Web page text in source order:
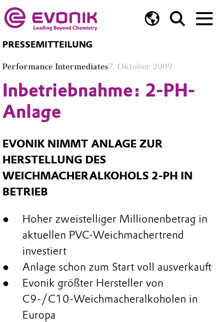
PRESSEMITTEILUNG
Performance Intermediates7. Oktober 2009
Inbetriebnahme: 2-PH-
Anlage
EVONIK NIMMT ANLAGE ZUR
HERSTELLUNG DES
WEICHMACHERALKOHOLS 2-PH IN
BETRIEB
Hoher zweistelliger Millionenbetrag in
aktuellen PVC-Weichmachertrend
investiert
Anlage schon zum Start voll ausverkauft
Evonik größter Hersteller von
C9-/C10-Weichmacheralkoholen in
Europa